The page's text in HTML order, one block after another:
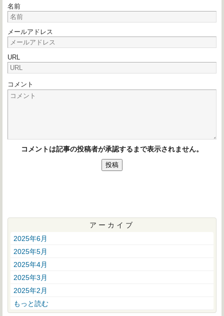
名前
メールアドレス
URL
コメント
コメントは記事の投稿者が承認するまで表示されません。
アーカイブ
2025年6月
2025年5月
2025年4月
2025年3月
2025年2月
もっと読む